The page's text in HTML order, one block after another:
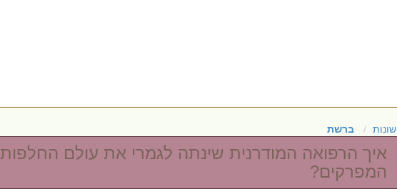
שונות ברשת
איך הרפואה המודרנית שינתה לגמרי את עולם החלפות
המפרקים?